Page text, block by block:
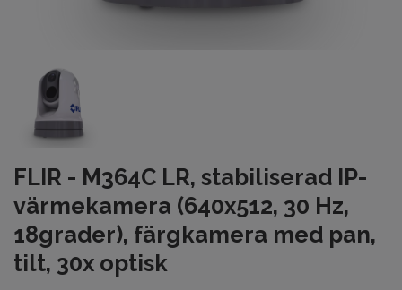
FLIR - M364C LR, stabiliserad IP-
värmekamera (640x512, 30 Hz,
18grader), färgkamera med pan,
tilt, 30x optisk